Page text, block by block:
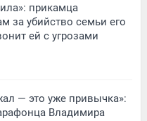
прикамца
за убийство семьи его
ей с угрозами
— это уже привычка»:
Владимира